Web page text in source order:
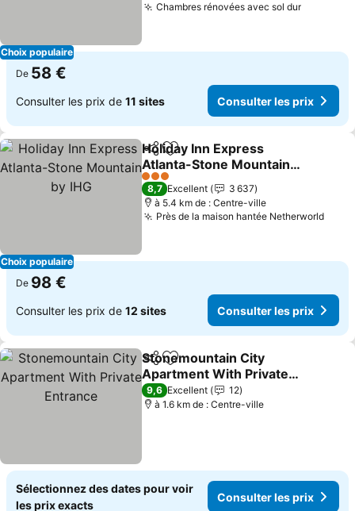
Choix populaire
Chambres rénovées avec sol dur
De 58 €
Consulter les prix de 11 sites Consulter les prix
Choix populaire
PartagerAjouter à mes favoris
Holiday Inn Express
Atlanta-Stone Mountain
by IHG
Consulter les prix
3 Étoiles
8,7 Excellent
3 637
à 5.4 km de : Centre-ville
Près de la maison hantée Netherworld
De 98 €
Consulter les prix de 12 sites Consulter les prix
PartagerAjouter à mes favoris
Stonemountain City
Apartment With Private
Entrance
Consulter les prix
9,6 Excellent
12
à 1.6 km de : Centre-ville
Sélectionnez des dates pour voir
les prix exacts
Consulter les prix